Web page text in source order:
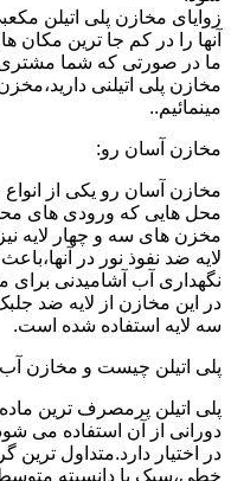
زوایای مخازن پلی اتیلن
آنها را در کم جا ترین مکان
ما در صورتی که شما
مخازن پلی اتیلنی
مینمائیم..
مخازن آسان رو:
مخازن آسان رو یکی از
محل هایی که ورودی های
مخزن های سه و چهار لایه
لایه ضد نفوذ نور در
نگهداری آب آشامیدنی
در این مخازن از لایه ضد
سه لایه استفاده شده است.
پلی اتیلن چیست و مخازن آب
پلی اتیلن پرمصرف ترین
در اختیار دارد.متداول
خطی،سبک با دانسیته